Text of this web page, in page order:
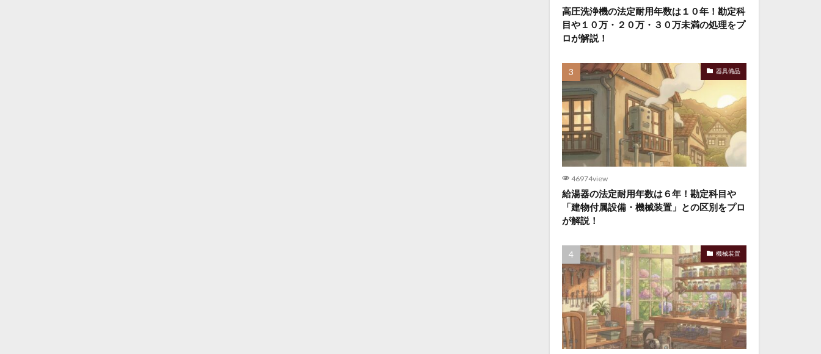
高圧洗浄機の法定耐用年数は１０年！勘定科
目や１０万・２０万・３０万未満の処理をプ
ロが解説！
器具備品
46974view
給湯器の法定耐用年数は６年！勘定科目や
「建物付属設備・機械装置」との区別をプロ
が解説！
機械装置